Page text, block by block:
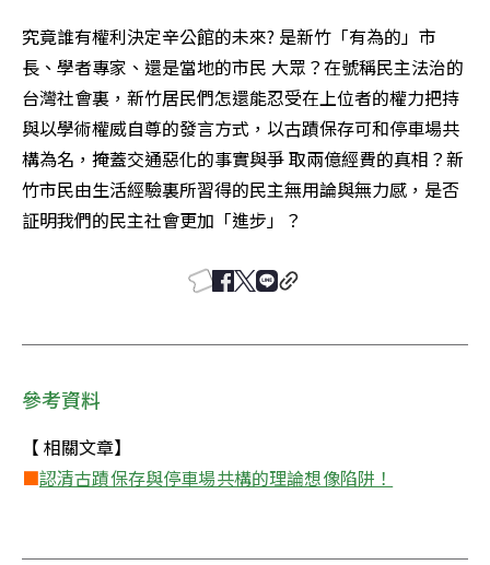
究竟誰有權利決定辛公館的未來? 是新竹「有為的」市
長、學者專家、還是當地的市民 大眾？在號稱民主法治的
台灣社會裏，新竹居民們怎還能忍受在上位者的權力把持
與以學術權威自尊的發言方式，以古蹟保存可和停車場共
構為名，掩蓋交通惡化的事實與爭 取兩億經費的真相？新
竹市民由生活經驗裏所習得的民主無用論與無力感，是否
証明我們的民主社會更加「進步」？
參考資料
■認清古蹟保存與停車場共構的理論想像陷阱！